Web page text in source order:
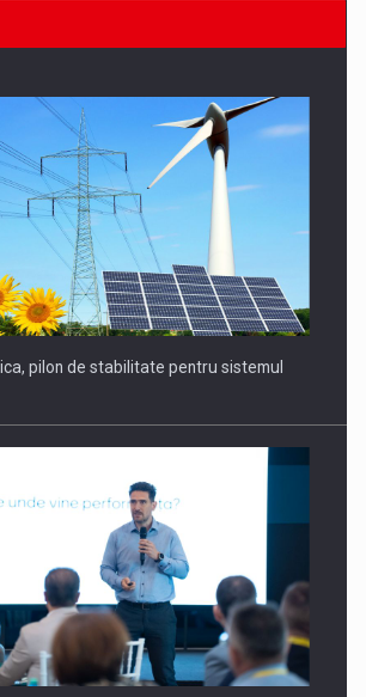
Shaping The Future - Technology and…
Evolution-RETHINK STRATEGY-Finantare
pilon de stabilitate pentru sistemul